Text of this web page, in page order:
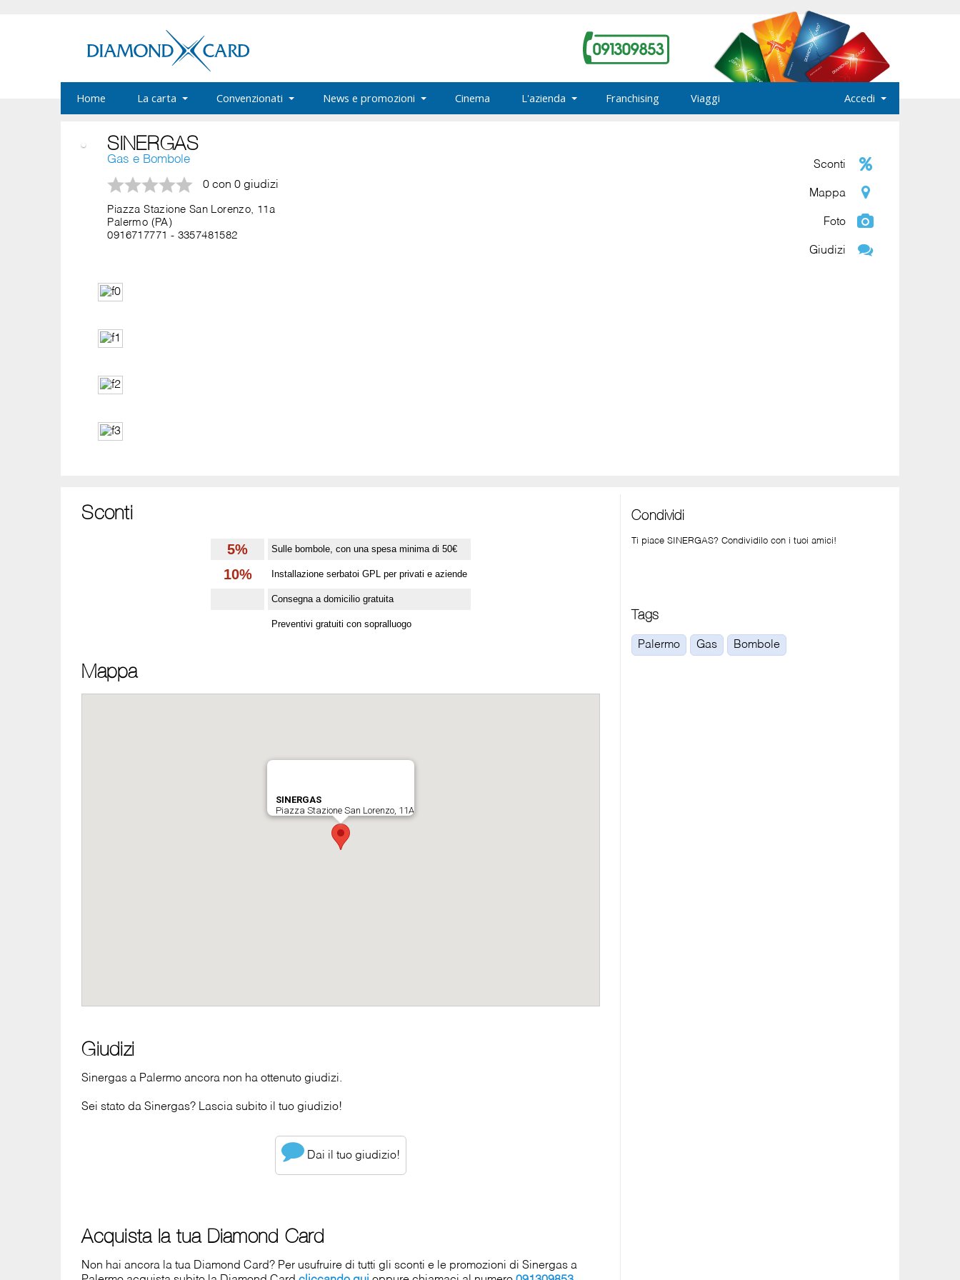
Home La carta Convenzionati News e promozioni Cinema L'azienda Franchising Viaggi Accedi
SINERGAS
Gas e Bombole
0 con 0 giudizi
Piazza Stazione San Lorenzo, 11a
Palermo (PA)
0916717771 - 3357481582
Sconti
Mappa
Foto
Giudizi
Sconti
5% Sulle bombole, con una spesa minima di 50€
10% Installazione serbatoi GPL per privati e aziende
Consegna a domicilio gratuita
Preventivi gratuiti con sopralluogo
Mappa
Giudizi
Sinergas a Palermo ancora non ha ottenuto giudizi.
Sei stato da Sinergas? Lascia subito il tuo giudizio!
Dai il tuo giudizio!
Acquista la tua Diamond Card
Non hai ancora la tua Diamond Card? Per usufruire di tutti gli sconti e le promozioni di Sinergas a
Condividi
Ti piace SINERGAS? Condividilo con i tuoi amici!
Tags
Palermo Gas Bombole